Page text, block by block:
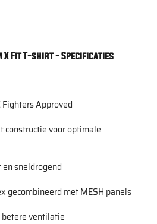
X Fit T-shirt - Specificaties
Fighters Approved
constructie voor optimale
sneldrogend
gecombineerd met MESH panels
ventilatie